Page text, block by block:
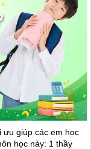
ưu giúp các em học
học này: 1 thầy